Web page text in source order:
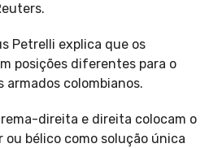
Petrelli explica que os
posições diferentes para o
armados colombianos.
direita e direita colocam o
bélico como solução única